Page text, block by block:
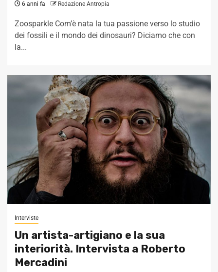
6 anni fa Redazione Antropia
Zoosparkle Com’è nata la tua passione verso lo studio
dei fossili e il mondo dei dinosauri? Diciamo che con
la...
Interviste
Un artista-artigiano e la sua
interiorità. Intervista a Roberto
Mercadini